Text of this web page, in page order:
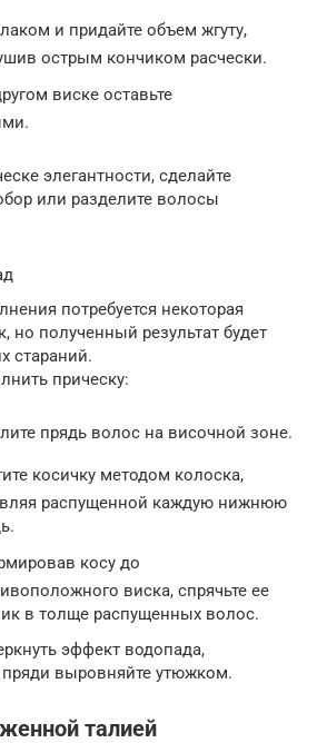
и придайте объем жгуту,
острым кончиком расчески.
виске оставьте
элегантности, сделайте
или разделите волосы
потребуется некоторая
но полученный результат будет
стараний.
прическу:
прядь волос на височной зоне.
косичку методом колоска,
распущенной каждую нижнюю
косу до
виска, спрячьте ее
в толще распущенных волос.
эффект водопада,
выровняйте утюжком.
талией